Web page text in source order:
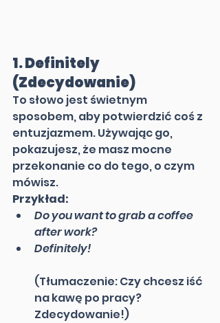
1. Definitely
(Zdecydowanie)
To słowo jest świetnym
sposobem, aby potwierdzić coś z
entuzjazmem. Używając go,
pokazujesz, że masz mocne
przekonanie co do tego, o czym
mówisz.
Przykład:
Do you want to grab a coffee
after work?
Definitely!
(Tłumaczenie: Czy chcesz iść
na kawę po pracy?
Zdecydowanie!)